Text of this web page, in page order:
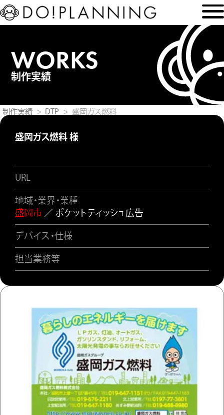
WORKS
制作実績
制作実績 DTP 盛岡ガス燃料
盛岡ガス燃料 様
URL
地域・業界・業種
盛岡市 ／ ポケットティッシュ広告
デバイス・仕様
担当業務等